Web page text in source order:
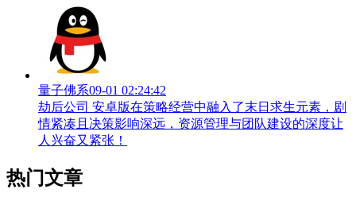
量子佛系09-01 02:24:42
劫后公司 安卓版在策略经营中融入了末日求生元素，剧
情紧凑且决策影响深远，资源管理与团队建设的深度让
人兴奋又紧张！
热门文章